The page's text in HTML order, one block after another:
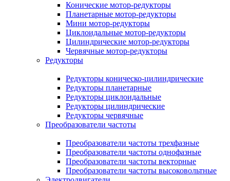
Конические мотор-редукторы
Планетарные мотор-редукторы
Мини мотор-редукторы
Циклоидальные мотор-редукторы
Цилиндрические мотор-редукторы
Червячные мотор-редукторы
Редукторы
Редукторы коническо-цилиндрические
Редукторы планетарные
Редукторы циклоидальные
Редукторы цилиндрические
Редукторы червячные
Преобразователи частоты
Преобразователи частоты трехфазные
Преобразователи частоты однофазные
Преобразователи частоты векторные
Преобразователи частоты высоковольтные